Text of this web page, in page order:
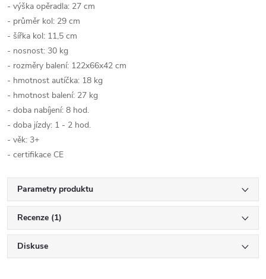
- výška opěradla: 27 cm
- průměr kol: 29 cm
- šířka kol: 11,5 cm
- nosnost: 30 kg
- rozměry balení: 122x66x42 cm
- hmotnost autíčka: 18 kg
- hmotnost balení: 27 kg
- doba nabíjení: 8 hod.
- doba jízdy: 1 - 2 hod.
- věk: 3+
- certifikace CE
Parametry produktu
Recenze (1)
Diskuse